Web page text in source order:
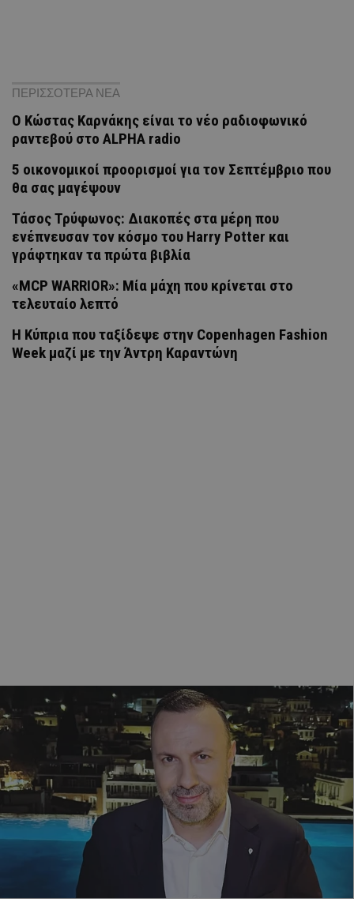
ΠΕΡΙΣΣΟΤΕΡΑ ΝΕΑ
Ο Κώστας Καρνάκης είναι το νέο ραδιοφωνικό
ραντεβού στο ALPHA radio
5 οικονομικοί προορισμοί για τον Σεπτέμβριο που
θα σας μαγέψουν
Τάσος Τρύφωνος: Διακοπές στα μέρη που
ενέπνευσαν τον κόσμο του Harry Potter και
γράφτηκαν τα πρώτα βιβλία
«MCP WARRIOR»: Μία μάχη που κρίνεται στο
τελευταίο λεπτό
Η Κύπρια που ταξίδεψε στην Copenhagen Fashion
Week μαζί με την Άντρη Καραντώνη